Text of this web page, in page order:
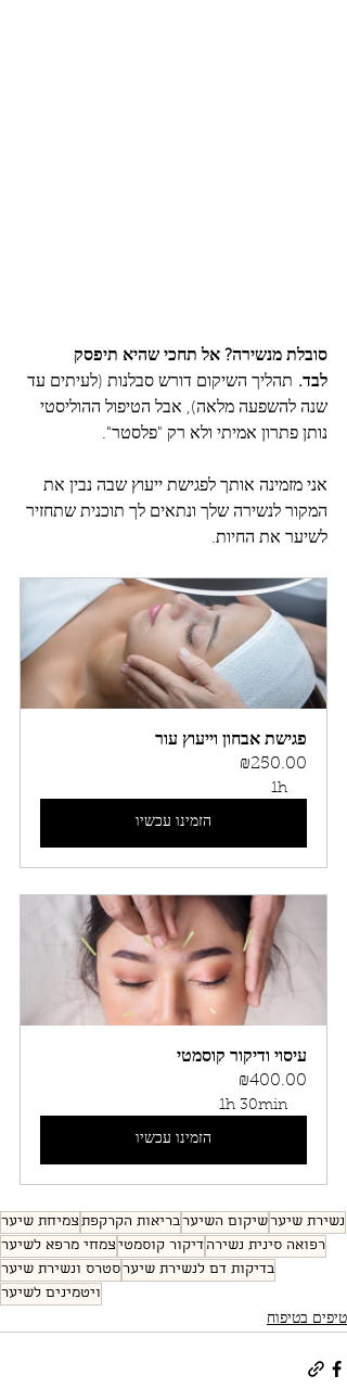
סובלת מנשירה? אל תחכי שהיא תיפסק
לבד. תהליך השיקום דורש סבלנות (לעיתים עד
שנה להשפעה מלאה), אבל הטיפול ההוליסטי
נותן פתרון אמיתי ולא רק "פלסטר".
אני מזמינה אותך לפגישת ייעוץ שבה נבין את
המקור לנשירה שלך ונתאים לך תוכנית שתחזיר
לשיער את החיות.
פגישת אבחון וייעוץ עור
₪250.00
1h
הזמינו עכשיו
עיסוי ודיקור קוסמטי
₪400.00
1h 30min
הזמינו עכשיו
נשירת שיערשיקום השיערבריאות הקרקפת צמיחת שיער
רפואה סינית נשירה דיקור קוסמטי צמחי מרפא לשיער
בדיקות דם לנשירת שיערסטרס ונשירת שיער
ויטמינים לשיער
טיפים בטיפוח